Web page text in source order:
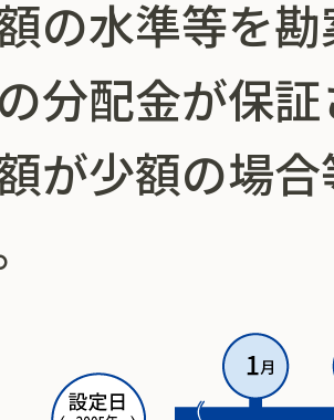
の水準等を
分配金が保
が少額の場